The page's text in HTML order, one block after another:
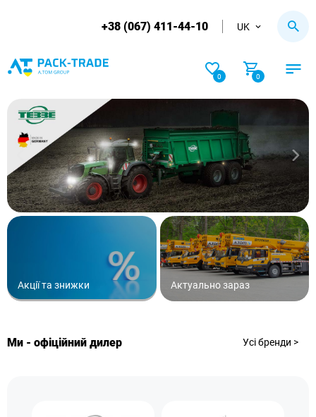
+38 (067) 411-44-10 UK
0 0
Акції та знижки Актуально зараз
Ми - офіційний дилер Усі бренди >